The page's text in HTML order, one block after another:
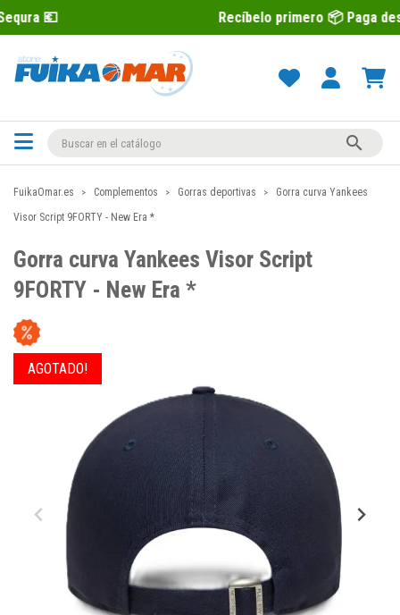
Recíbelo primero 📦 Paga después con

FuikaOmar.es Complementos Gorras deportivas
Gorra curva Yankees
Visor Script 9FORTY - New Era *
Gorra curva Yankees Visor Script
9FORTY - New Era *
AGOTADO!